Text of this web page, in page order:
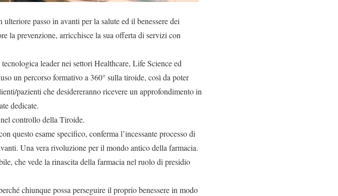
passo in avanti per la salute ed il benessere dei
la prevenzione, arricchisce la sua offerta di servizi con
leader nei settori Healthcare, Life Science ed
un percorso formativo a 360° sulla tiroide, così da poter
pazienti che desidereranno ricevere un approfondimento in
dedicate.
controllo della Tiroide.
questo esame specifico, conferma l’incessante processo di
Una vera rivoluzione per il mondo antico della farmacia.
che vede la rinascita della farmacia nel ruolo di presidio
chiunque possa perseguire il proprio benessere in modo